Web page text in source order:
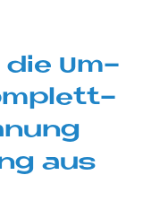
die Um­
aus